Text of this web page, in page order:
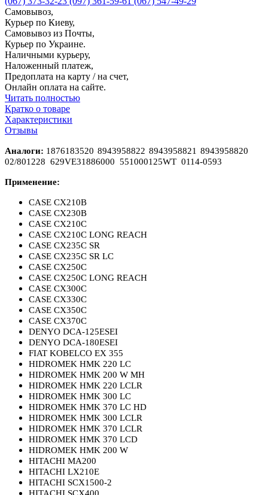
Самовывоз,
Курьер по Киеву,
Самовывоз из Почты,
Курьер по Украине.
Наличными курьеру,
Наложенный платеж,
Предоплата на карту / на счет,
Онлайн оплата на сайте.
Читать полностью
Кратко о товаре
Характеристики
Отзывы
Аналоги: 1876183520 8943958822 8943958821 8943958820
02/801228 629VE31886000 551000125WT 0114-0593
Применение:
CASE CX210B
CASE CX230B
CASE CX210C
CASE CX210C LONG REACH
CASE CX235C SR
CASE CX235C SR LC
CASE CX250C
CASE CX250C LONG REACH
CASE CX300C
CASE CX330C
CASE CX350C
CASE CX370C
DENYO DCA-125ESEI
DENYO DCA-180ESEI
FIAT KOBELCO EX 355
HIDROMEK HMK 220 LC
HIDROMEK HMK 200 W MH
HIDROMEK HMK 220 LCLR
HIDROMEK HMK 300 LC
HIDROMEK HMK 370 LC HD
HIDROMEK HMK 300 LCLR
HIDROMEK HMK 370 LCLR
HIDROMEK HMK 370 LCD
HIDROMEK HMK 200 W
HITACHI MA200
HITACHI LX210E
HITACHI SCX1500-2